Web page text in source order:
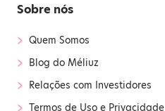
Sobre nós
› Quem Somos
› Blog do Méliuz
› Relações com Investidores
› Termos de Uso e Privacidade